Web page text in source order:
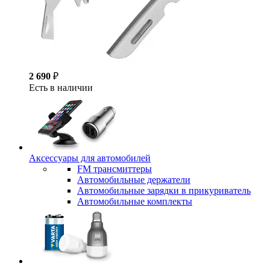
2 690 ₽
Есть в наличии
Аксессуары для автомобилей
FM трансмиттеры
Автомобильные держатели
Автомобильные зарядки в прикуриватель
Автомобильные комплекты